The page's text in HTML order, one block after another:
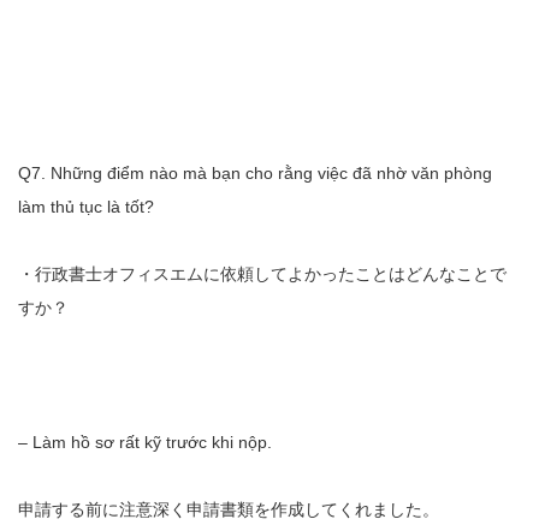
Q7. Những điểm nào mà bạn cho rằng việc đã nhờ văn phòng
làm thủ tục là tốt?
・行政書士オフィスエムに依頼してよかったことはどんなことで
すか？
– Làm hồ sơ rất kỹ trước khi nộp.
申請する前に注意深く申請書類を作成してくれました。